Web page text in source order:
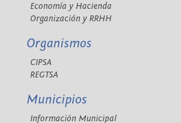
Economía y Hacienda
Organización y RRHH
Organismos
CIPSA
REGTSA
Municipios
Información Municipal